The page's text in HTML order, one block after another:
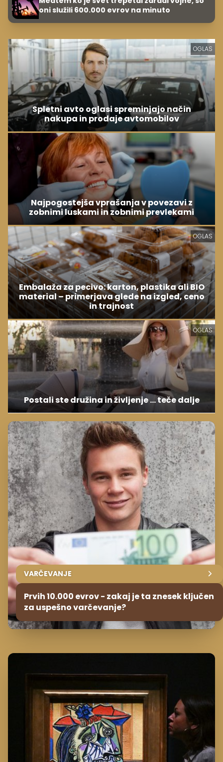
oni služili 600.000 evrov na minuto
OGLAS
Spletni avto oglasi spreminjajo način
nakupa in prodaje avtomobilov
Najpogostejša vprašanja v povezavi z
zobnimi luskami in zobnimi prevlekami
OGLAS
Embalaža za pecivo: karton, plastika ali BIO
material – primerjava glede na izgled, ceno
in trajnost
OGLAS
Postali ste družina in življenje ... teče dalje
VARČEVANJE
Prvih 10.000 evrov - zakaj je ta znesek ključen
za uspešno varčevanje?